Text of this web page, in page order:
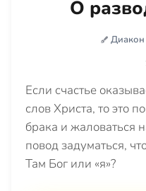
О
Если счастье
слов Христа, то это
брака и жаловаться
повод задуматься,
Там Бог или «я»?